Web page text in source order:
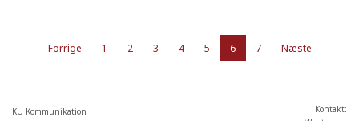
Forrige 1 2 3 4 5 6 7 Næste
KU Kommunikation
Kontakt: